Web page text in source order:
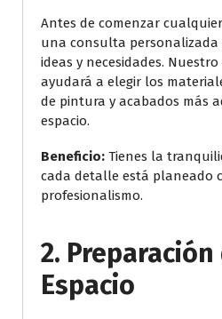
Antes de comenzar
una consulta
ideas y necesidades.
ayudará a elegir los
de pintura y acabados más
espacio.
Beneficio: Tienes la
cada detalle está planeado
profesionalismo.
2. Preparación
Espacio